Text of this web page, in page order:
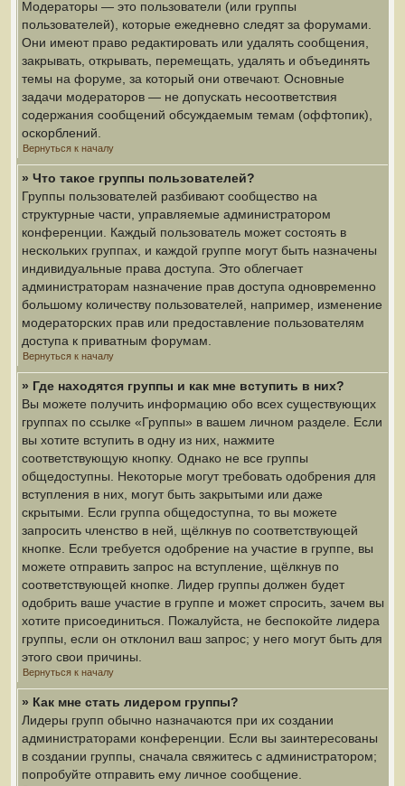
Модераторы — это пользователи (или группы
пользователей), которые ежедневно следят за форумами.
Они имеют право редактировать или удалять сообщения,
закрывать, открывать, перемещать, удалять и объединять
темы на форуме, за который они отвечают. Основные
задачи модераторов — не допускать несоответствия
содержания сообщений обсуждаемым темам (оффтопик),
оскорблений.
Вернуться к началу
» Что такое группы пользователей?
Группы пользователей разбивают сообщество на
структурные части, управляемые администратором
конференции. Каждый пользователь может состоять в
нескольких группах, и каждой группе могут быть назначены
индивидуальные права доступа. Это облегчает
администраторам назначение прав доступа одновременно
большому количеству пользователей, например, изменение
модераторских прав или предоставление пользователям
доступа к приватным форумам.
Вернуться к началу
» Где находятся группы и как мне вступить в них?
Вы можете получить информацию обо всех существующих
группах по ссылке «Группы» в вашем личном разделе. Если
вы хотите вступить в одну из них, нажмите
соответствующую кнопку. Однако не все группы
общедоступны. Некоторые могут требовать одобрения для
вступления в них, могут быть закрытыми или даже
скрытыми. Если группа общедоступна, то вы можете
запросить членство в ней, щёлкнув по соответствующей
кнопке. Если требуется одобрение на участие в группе, вы
можете отправить запрос на вступление, щёлкнув по
соответствующей кнопке. Лидер группы должен будет
одобрить ваше участие в группе и может спросить, зачем вы
хотите присоединиться. Пожалуйста, не беспокойте лидера
группы, если он отклонил ваш запрос; у него могут быть для
этого свои причины.
Вернуться к началу
» Как мне стать лидером группы?
Лидеры групп обычно назначаются при их создании
администраторами конференции. Если вы заинтересованы
в создании группы, сначала свяжитесь с администратором;
попробуйте отправить ему личное сообщение.